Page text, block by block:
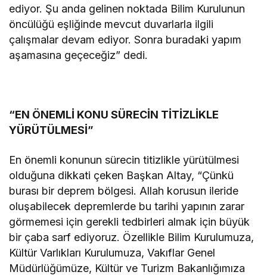
ediyor. Şu anda gelinen noktada Bilim Kurulunun
öncülüğü eşliğinde mevcut duvarlarla ilgili
çalışmalar devam ediyor. Sonra buradaki yapım
aşamasına geçeceğiz” dedi.
“EN ÖNEMLİ KONU SÜRECİN TİTİZLİKLE
YÜRÜTÜLMESİ”
En önemli konunun sürecin titizlikle yürütülmesi
olduğuna dikkati çeken Başkan Altay, “Çünkü
burası bir deprem bölgesi. Allah korusun ileride
oluşabilecek depremlerde bu tarihi yapının zarar
görmemesi için gerekli tedbirleri almak için büyük
bir çaba sarf ediyoruz. Özellikle Bilim Kurulumuza,
Kültür Varlıkları Kurulumuza, Vakıflar Genel
Müdürlüğümüze, Kültür ve Turizm Bakanlığımıza